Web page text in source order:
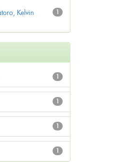
1
Kelvin
1
1
1
1